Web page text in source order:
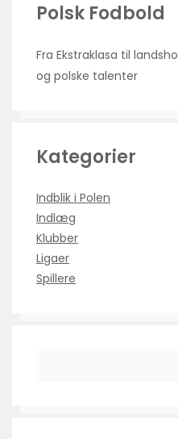
Polsk Fodbold
Fra Ekstraklasa til
og polske talenter
Kategorier
Indblik i Polen
Indlæg
Klubber
Ligaer
Spillere